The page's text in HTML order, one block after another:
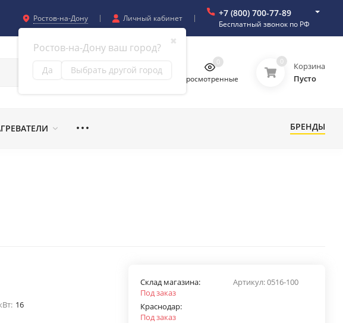
Ростов-на-Дону
✖
Ростов-на-Дону ваш город?
Да Выбрать другой город
Личный кабинет +7 (800) 700-77-89
Бесплатный звонок по РФ
Просмотренные
0 0
Корзина
Пусто
БРЕНДЫ
16
Артикул:0516-100
Склад магазина:
Под заказ
Краснодар:
Под заказ